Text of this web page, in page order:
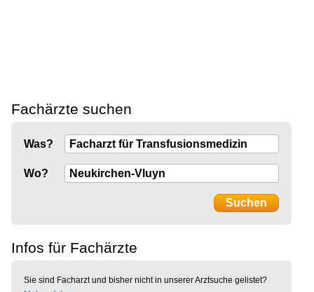
Fachärzte suchen
Was?
Wo?
Infos für Fachärzte
Sie sind Facharzt und bisher nicht in unserer Arztsuche gelistet?